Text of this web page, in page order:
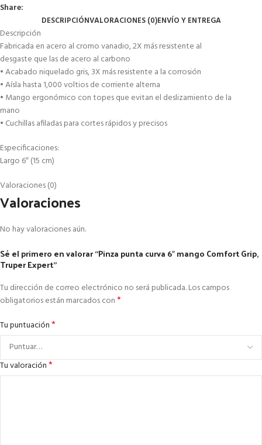
Share:
DESCRIPCIÓNVALORACIONES (0)ENVÍO Y ENTREGA
Descripción
Fabricada en acero al cromo vanadio, 2X más resistente al
desgaste que las de acero al carbono
• Acabado niquelado gris, 3X más resistente a la corrosión
• Aísla hasta 1,000 voltios de corriente alterna
• Mango ergonómico con topes que evitan el deslizamiento de la
mano
• Cuchillas afiladas para cortes rápidos y precisos
Especificaciones:
Largo 6″ (15 cm)
Valoraciones (0)
Valoraciones
No hay valoraciones aún.
Sé el primero en valorar “Pinza punta curva 6″ mango Comfort Grip,
Truper Expert”
Tu dirección de correo electrónico no será publicada.Los campos
obligatorios están marcados con*
Tu puntuación*
Tu valoración*